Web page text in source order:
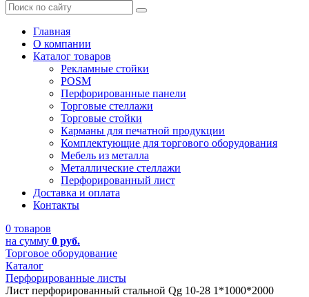
Главная
О компании
Каталог товаров
Рекламные стойки
POSM
Перфорированные панели
Торговые стеллажи
Торговые стойки
Карманы для печатной продукции
Комплектующие для торгового оборудования
Мебель из металла
Металлические стеллажи
Перфорированный лист
Доставка и оплата
Контакты
0 товаров
на сумму 0 руб.
Торговое оборудование
Каталог
Перфорированные листы
Лист перфорированный стальной Qg 10-28 1*1000*2000